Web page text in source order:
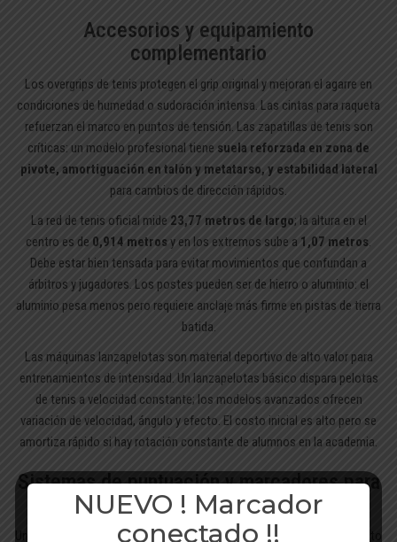
Accesorios y equipamiento
complementario
Los overgrips de tenis protegen el grip original y mejoran el agarre en
condiciones de humedad o sudoración intensa. Las cintas para raqueta
refuerzan el marco en puntos de tensión. Las zapatillas de tenis son
críticas: un modelo profesional tiene suela reforzada en zona de
pivote, amortiguación en talón y metatarso, y estabilidad lateral
para cambios de dirección rápidos.
La red de tenis oficial mide 23,77 metros de largo; la altura en el
centro es de 0,914 metros y en los extremos sube a 1,07 metros.
Debe estar bien tensada para evitar movimientos que confundan a
árbitros y jugadores. Los postes pueden ser de hierro o aluminio: el
aluminio pesa menos pero requiere anclaje más firme en pistas de tierra
batida.
Las máquinas lanzapelotas son material deportivo de alto valor para
entrenamientos de intensidad. Un lanzapelotas básico dispara pelotas
de tenis a velocidad constante; los modelos avanzados ofrecen
variación de velocidad, ángulo y efecto. El costo inicial es alto pero se
amortiza rápido si hay rotación constante de alumnos en la academia.
Sistemas de puntuación y marcadores para
pistas
Un marcador es más que un panel con números: es el único instrumento
NUEVO ! Marcador
conectado !!